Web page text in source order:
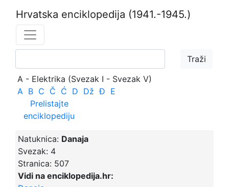
Hrvatska enciklopedija (1941.-1945.)
A - Elektrika (Svezak I - Svezak V)
A B C Č Ć D Dž Đ E
Prelistajte
enciklopediju
Natuknica: Danaja
Svezak: 4
Stranica: 507
Vidi na enciklopedija.hr: